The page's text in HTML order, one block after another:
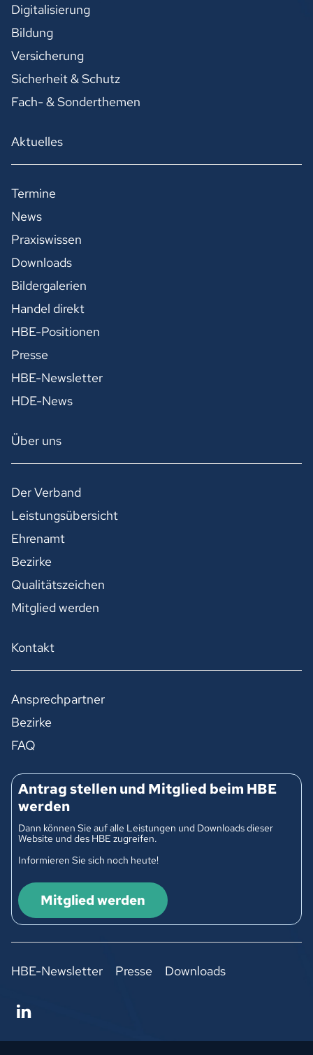
Digitalisierung
Bildung
Versicherung
Sicherheit & Schutz
Fach- & Sonderthemen
Aktuelles
Termine
News
Praxiswissen
Downloads
Bildergalerien
Handel direkt
HBE-Positionen
Presse
HBE-Newsletter
HDE-News
Über uns
Der Verband
Leistungsübersicht
Ehrenamt
Bezirke
Qualitätszeichen
Mitglied werden
Kontakt
Ansprechpartner
Bezirke
FAQ
Antrag stellen und Mitglied beim HBE
werden
Dann können Sie auf alle Leistungen und Downloads dieser
Website und des HBE zugreifen.
Informieren Sie sich noch heute!
Mitglied werden
HBE-Newsletter Presse Downloads